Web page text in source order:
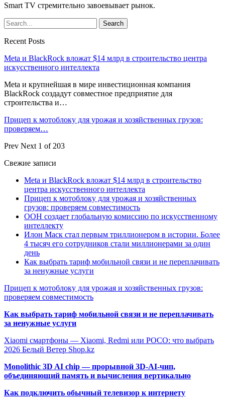
Smart TV стремительно завоевывает рынок.
Recent Posts
Meta и BlackRock вложат $14 млрд в строительство центра
искусственного интеллекта
Meta и крупнейшая в мире инвестиционная компания
BlackRock создадут совместное предприятие для
строительства и…
Прицеп к мотоблоку для урожая и хозяйственных грузов:
проверяем…
Prev Next 1 of 203
Свежие записи
Meta и BlackRock вложат $14 млрд в строительство
центра искусственного интеллекта
Прицеп к мотоблоку для урожая и хозяйственных
грузов: проверяем совместимость
ООН создает глобальную комиссию по искусственному
интеллекту
Илон Маск стал первым триллионером в истории. Более
4 тысяч его сотрудников стали миллионерами за один
день
Как выбрать тариф мобильной связи и не переплачивать
за ненужные услуги
Прицеп к мотоблоку для урожая и хозяйственных грузов:
проверяем совместимость
Как выбрать тариф мобильной связи и не переплачивать
за ненужные услуги
Xiaomi смартфоны — Xiaomi, Redmi или POCO: что выбрать
2026 Белый Ветер Shop.kz
Monolithic 3D AI chip — прорывной 3D-AI-чип,
объединяющий память и вычисления вертикально
Как подключить обычный телевизор к интернету